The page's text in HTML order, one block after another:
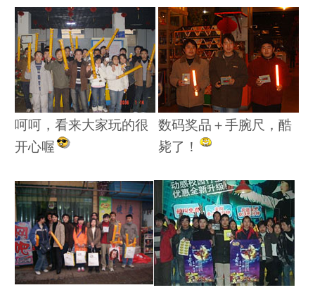
呵呵，看来大家玩的很
开心喔
数码奖品＋手腕尺，酷
毙了！